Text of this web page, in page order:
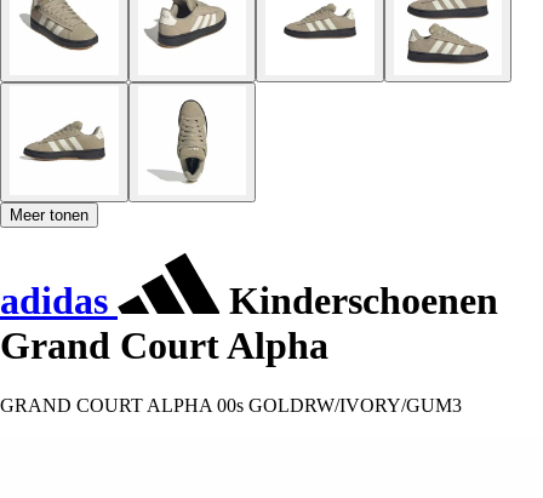
Meer tonen
adidas
Kinderschoenen
Grand Court Alpha
GRAND COURT ALPHA 00s GOLDRW/IVORY/GUM3